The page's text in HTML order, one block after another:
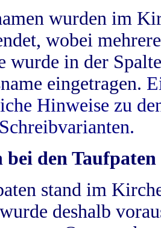
wurden im
wobei
wurde in der
eingetragen.
Hinweise zu
bei den Taufpaten
stand im
deshalb